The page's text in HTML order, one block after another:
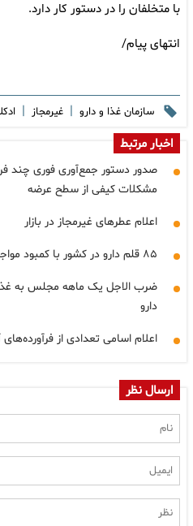
با متخلفان را در دستور کار دارد.
انتهای پیام/
سازمان غذا و دارو | غیرمجاز |
اخبار مرتبط
صدور دستور جمع‌آوری فوری چند
مشکلات کیفی از سطح عرضه
اعلام عطرهای غیرمجاز در بازار
۸۵ قلم دارو در کشور با کمبود مواجه است
ضرب الاجل یک ماهه مجلس به
دارو
اعلام اسامی تعدادی از
ارسال نظر